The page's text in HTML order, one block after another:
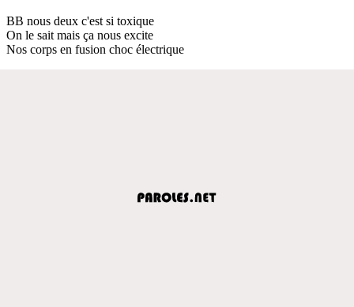
BB nous deux c'est si toxique
On le sait mais ça nous excite
Nos corps en fusion choc électrique